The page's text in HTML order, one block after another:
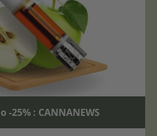
-25% : CANNANEWS